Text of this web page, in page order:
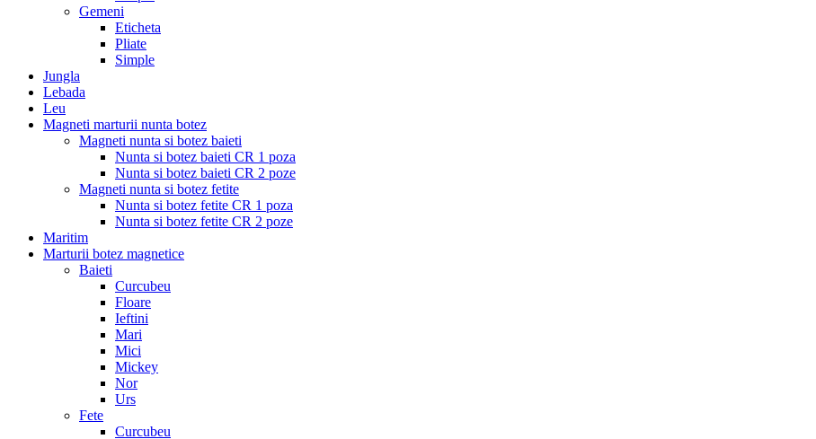
Gemeni
Eticheta
Pliate
Simple
Jungla
Lebada
Leu
Magneti marturii nunta botez
Magneti nunta si botez baieti
Nunta si botez baieti CR 1 poza
Nunta si botez baieti CR 2 poze
Magneti nunta si botez fetite
Nunta si botez fetite CR 1 poza
Nunta si botez fetite CR 2 poze
Maritim
Marturii botez magnetice
Baieti
Curcubeu
Floare
Ieftini
Mari
Mici
Mickey
Nor
Urs
Fete
Curcubeu